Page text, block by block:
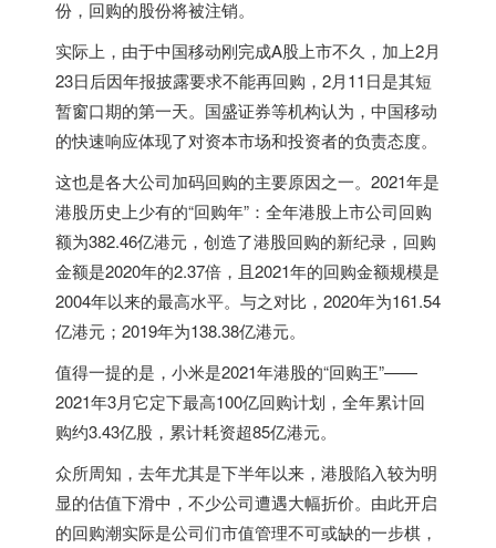
份，回购的股份将被注销。
实际上，由于中国移动刚完成A股上市不久，加上2月
23日后因年报披露要求不能再回购，2月11日是其短
暂窗口期的第一天。国盛证券等机构认为，中国移动
的快速响应体现了对资本市场和投资者的负责态度。
这也是各大公司加码回购的主要原因之一。2021年是
港股历史上少有的“回购年”：全年港股上市公司回购
额为382.46亿港元，创造了港股回购的新纪录，回购
金额是2020年的2.37倍，且2021年的回购金额规模是
2004年以来的最高水平。与之对比，2020年为161.54
亿港元；2019年为138.38亿港元。
值得一提的是，小米是2021年港股的“回购王”——
2021年3月它定下最高100亿回购计划，全年累计回
购约3.43亿股，累计耗资超85亿港元。
众所周知，去年尤其是下半年以来，港股陷入较为明
显的估值下滑中，不少公司遭遇大幅折价。由此开启
的回购潮实际是公司们市值管理不可或缺的一步棋，